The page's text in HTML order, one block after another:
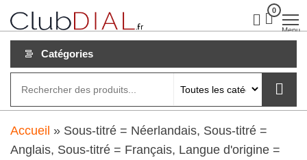
Aller
au
contenu
clubdial.fr
0
Menu
Catégories
Accueil » Sous-titré = Néerlandais, Sous-titré =
Anglais, Sous-titré = Français, Langue d'origine =